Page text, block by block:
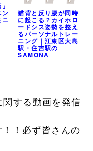
ニ
猫背と反り腰が同時
に起こる？カイホロ
ードシス姿勢を整え
るパーソナルトレー
ニング｜江東区大島
駅・住吉駅の
SAMONA
関する動画を発信
！必ず皆さんの